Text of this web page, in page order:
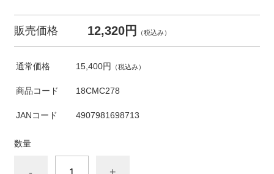
販売価格 12,320円 （税込み）
通常価格 15,400円 （税込み）
商品コード 18CMC278
JANコード 4907981698713
数量